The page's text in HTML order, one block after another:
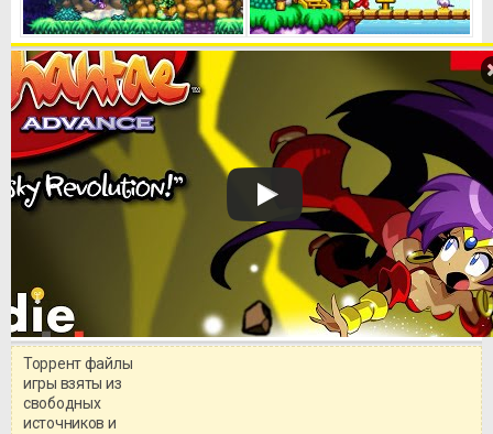
Торрент файлы
игры взяты из
свободных
источников и